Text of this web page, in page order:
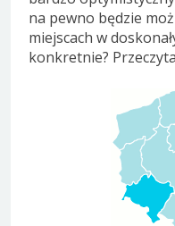
na pewno będzie
miejscach w
konkretnie?